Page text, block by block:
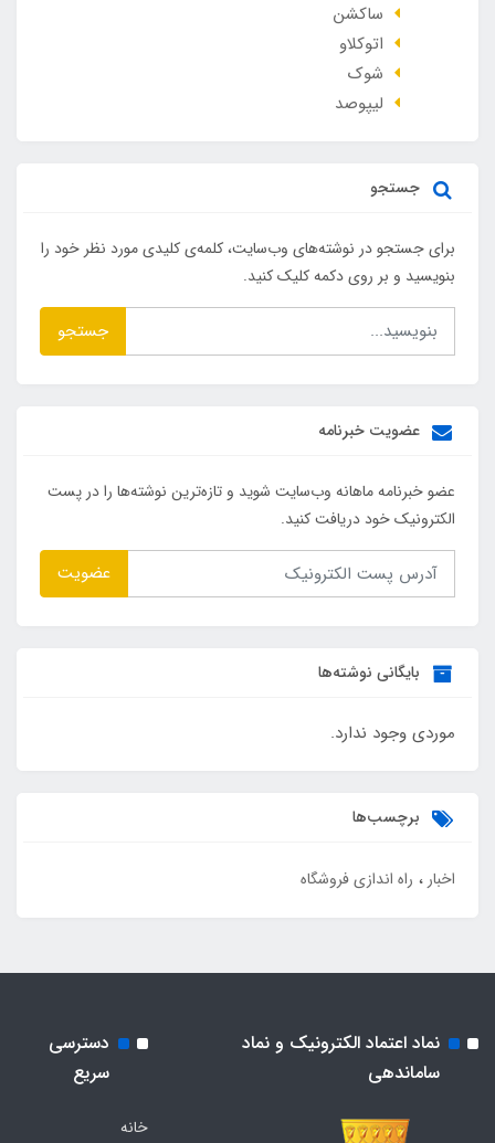
ساکشن
اتوکلاو
شوک
لیپوصد
جستجو
برای جستجو در نوشته‌های وب‌سایت، کلمه‌ی کلیدی مورد نظر خود را
بنویسید و بر روی دکمه کلیک کنید.
جستجو
عضویت خبرنامه
عضو خبرنامه ماهانه وب‌سایت شوید و تازه‌ترین نوشته‌ها را در پست
الکترونیک خود دریافت کنید.
عضویت
بایگانی نوشته‌ها
موردی وجود ندارد.
برچسب‌ها
اخبار راه اندازی فروشگاه
نماد اعتماد الکترونیک و نماد
ساماندهی
دسترسی
سریع
خانه